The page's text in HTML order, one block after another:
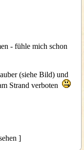
- fühle mich schon
(siehe Bild) und
Strand verboten
]